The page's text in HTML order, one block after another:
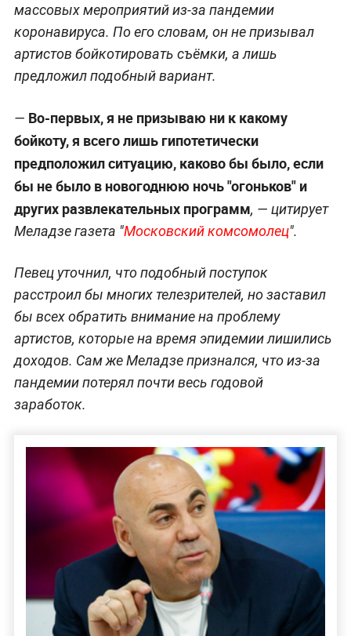
массовых мероприятий из-за пандемии
коронавируса. По его словам, он не призывал
артистов бойкотировать съёмки, а лишь
предложил подобный вариант.
— Во-первых, я не призываю ни к какому
бойкоту, я всего лишь гипотетически
предположил ситуацию, каково бы было, если
бы не было в новогоднюю ночь "огоньков" и
других развлекательных программ, — цитирует
Меладзе газета "Московский комсомолец".
Певец уточнил, что подобный поступок
расстроил бы многих телезрителей, но заставил
бы всех обратить внимание на проблему
артистов, которые на время эпидемии лишились
доходов. Сам же Меладзе признался, что из-за
пандемии потерял почти весь годовой
заработок.